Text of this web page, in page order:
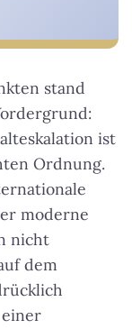
stand
ist
Ordnung.
moderne
nicht
dem